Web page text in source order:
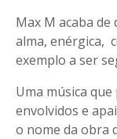
Max M acaba
alma, enérgica,
exemplo a ser
Uma música
envolvidos e
o nome da obra